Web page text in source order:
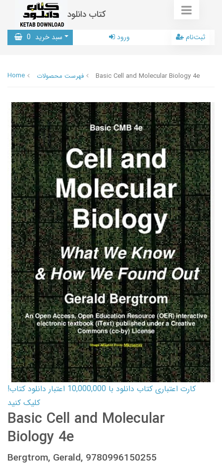
کتاب دانلود
سبد خرید 0 ورود ثبت‌نام
Home فهرست محصولات Basic Cell and Molecular Biology 4e
کارت اعتباری کتاب دانلود با 10,000,000 اعتبار دانلود کتاب!
کلیک کنید
Basic Cell and Molecular
Biology 4e
Bergtrom, Gerald, 9780996150255